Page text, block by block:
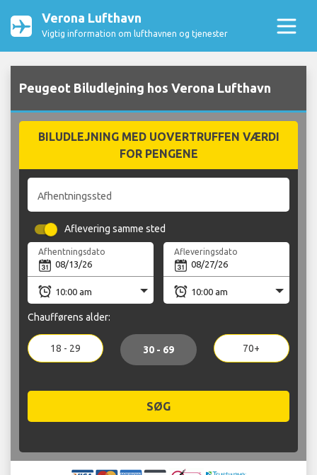
Verona Lufthavn
Vigtig information om lufthavnen og tjenester
Peugeot Biludlejning hos Verona Lufthavn
BILUDLEJNING MED UOVERTRUFFEN VÆRDI
FOR PENGENE
Afhentningssted
Aflevering samme sted
Afhentningsdato Afleveringsdato
Chaufførens alder:
18 - 29 30 - 69 70+
SØG